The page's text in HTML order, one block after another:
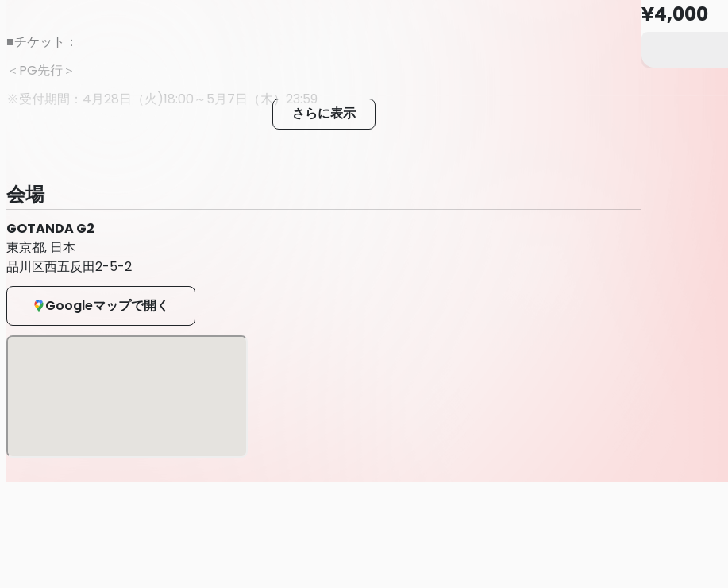
■チケット：
＜PG先行＞
※受付期間：4月28日（火)18:00～5月7日（木）23:59
※前方席（会場内） ※SSTシャツ（1サイズ） ※サイン入り2SHOT撮影券
・一般チケット¥4,000円（税込）※別途ドリンク代
＜一般販売＞
※受付期間：5月11日（月）18:00～～公演前日23:59まで
※本注意事項は予告なく変更する場合がありますので予めご了承下さい。
※マスク着用は個人の判断に委ねることとします。またスタッフはマスクをさせて頂く場合もございます。
さらに表示
会場
GOTANDA G2
東京都, 日本
品川区西五反田2-5-2
Googleマップで開く
¥4,000